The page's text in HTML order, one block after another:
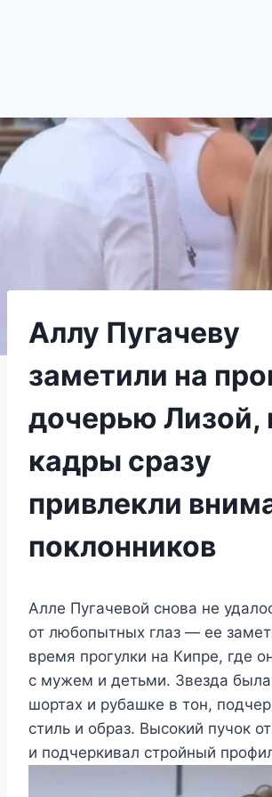
Аллу Пугачеву
заметили на
дочерью Лизой,
кадры сразу
привлекли
поклонников
Алле Пугачевой снова не
от любопытных глаз — ее
время прогулки на Кипре, где
с мужем и детьми. Звезда
шортах и рубашке в тон,
стиль и образ. Высокий пучок
и подчеркивал стройный